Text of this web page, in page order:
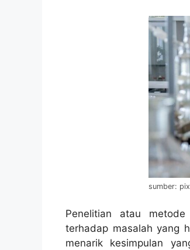
sumber:
Penelitian atau
terhadap masalah yang
menarik kesimpulan